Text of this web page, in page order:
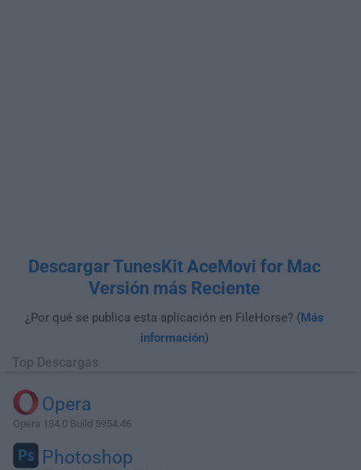
Descargar TunesKit AceMovi for Mac
Versión más Reciente
¿Por qué se publica esta aplicación en FileHorse? (Más
información)
Top Descargas
Opera
Opera 134.0 Build 5954.46
Photoshop